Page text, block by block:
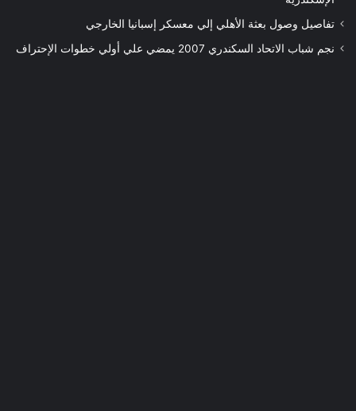
تفاصيل وصول بعثة الأهلي إلي معسكر إسبانيا الخارجي
نجم شباب الاتحاد السكندري 2007 يمضي علي أولي خطوات الإحتراف